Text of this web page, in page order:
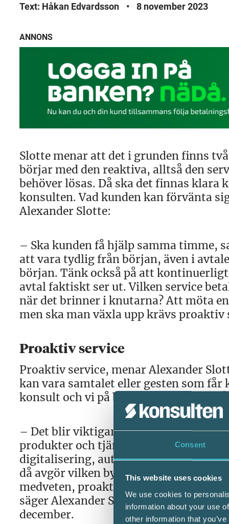
Consent
This website uses cookies
We use cookies to
information about your use
other information that
Text: Håkan Edvardsson • 8 november 2023
ANNONS
Slotte menar att det i grunden finns
börjar med den reaktiva, alltså den
behöver lösas. Då ska det finnas
konsulten. Vad kunden kan förvänta
Alexander Slotte:
– Ska kunden få hjälp samma timme,
att vara tydlig från början, även i
början. Tänk också på att
avtal faktiskt ser ut. Vilken service
när det brinner i knutarna? Att möta
men ska man växla upp krävs proaktiv
Proaktiv service
Proaktiv service, menar Alexander
kan vara samtalet eller gesten som
konsult och vi på byrån alltid tänker på
– Det blir viktigare och viktigare att vi
produkter och tjänster
digitalisering, automatisering och
då avgör vilken byrå kunderna väljer
medveten, proaktiv service säkrar
säger Alexander Slotte som kommer
december.